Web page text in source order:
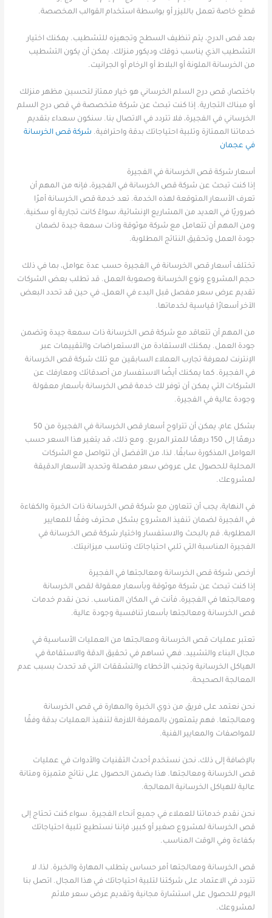
قطع خاصة تعمل بالليزر أو بواسطة استخدام القوالب المخصصة.
بعد قص الدرج، يتم تنظيف السطح وتجهيزه للتشطيب. يمكنك اختيار
التشطيب الذي يناسب ذوقك وديكور منزلك. يمكن أن يكون التشطيب
من الخرسانة الملونة أو البلاط أو الرخام أو الجرانيت.
باختصار، قص درج السلم الخرساني هو خيار ممتاز لتحسين مظهر منزلك
أو مبناك التجارية. إذا كنت تبحث عن شركة متخصصة في قص درج السلم
الخرساني في الفجيرة، فلا تتردد في الاتصال بنا. سنكون سعداء بتقديم
خدماتنا الممتازة وتلبية احتياجاتك بدقة واحترافية. شركة قص الخرسانة
في عجمان
أسعار شركة قص الخرسانة في الفجيرة
إذا كنت تبحث عن شركة قص الخرسانة في الفجيرة، فإنه من المهم أن
تعرف الأسعار المتوقعة لهذه الخدمة. تعد خدمة قص الخرسانة أمرًا
ضروريًا في العديد من المشاريع الإنشائية، سواءً كانت تجارية أو سكنية.
ومن المهم أن تتعامل مع شركة موثوقة وذات سمعة جيدة لضمان
جودة العمل وتحقيق النتائج المطلوبة.
تختلف أسعار قص الخرسانة في الفجيرة حسب عدة عوامل، بما في ذلك
حجم المشروع ونوع الخرسانة وصعوبة العمل. قد تطلب بعض الشركات
تقديم عرض سعر مفصل قبل البدء في العمل، في حين قد تحدد البعض
الآخر أسعارًا قياسية لخدماتها.
من المهم أن تتعاقد مع شركة قص الخرسانة ذات سمعة جيدة وتضمن
جودة العمل. يمكنك الاستفادة من الاستعراضات والتقييمات عبر
الإنترنت لمعرفة تجارب العملاء السابقين مع تلك شركة قص الخرسانة
في الفجيرة. كما يمكنك أيضًا الاستفسار من أصدقائك ومعارفك عن
الشركات التي يمكن أن توفر لك خدمة قص الخرسانة بأسعار معقولة
وجودة عالية في الفجيرة.
بشكل عام، يمكن أن تتراوح أسعار قص الخرسانة في الفجيرة من 50
درهمًا إلى 150 درهمًا للمتر المربع. ومع ذلك، قد يتغير هذا السعر حسب
العوامل المذكورة سابقًا. لذا، من الأفضل أن تتواصل مع الشركات
المحلية للحصول على عروض سعر مفصلة وتحديد الأسعار الدقيقة
لمشروعك.
في النهاية، يجب أن تتعاون مع شركة قص الخرسانة ذات الخبرة والكفاءة
في الفجيرة لضمان تنفيذ المشروع بشكل محترف وفقًا للمعايير
المطلوبة. قم بالبحث والاستفسار واختيار شركة قص الخرسانة في
الفجيرة المناسبة التي تلبي احتياجاتك وتناسب ميزانيتك.
أرخص شركة قص الخرسانة ومعالجتها في الفجيرة
إذا كنت تبحث عن شركة موثوقة وبأسعار معقولة لقص الخرسانة
ومعالجتها في الفجيرة، فأنت في المكان المناسب. نحن نقدم خدمات
قص الخرسانة ومعالجتها بأسعار تنافسية وجودة عالية.
تعتبر عمليات قص الخرسانة ومعالجتها من العمليات الأساسية في
مجال البناء والتشييد. فهي تساهم في تحقيق الدقة والاستقامة في
الهياكل الخرسانية وتجنب الأخطاء والتشققات التي قد تحدث بسبب عدم
المعالجة الصحيحة.
نحن نعتمد على فريق من ذوي الخبرة والمهارة في قص الخرسانة
ومعالجتها. فهم يتمتعون بالمعرفة اللازمة لتنفيذ العمليات بدقة وفقًا
للمواصفات والمعايير الفنية.
بالإضافة إلى ذلك، نحن نستخدم أحدث التقنيات والأدوات في عمليات
قص الخرسانة ومعالجتها. هذا يضمن الحصول على نتائج متميزة ومتانة
عالية للهياكل الخرسانية المعالجة.
نحن نقدم خدماتنا للعملاء في جميع أنحاء الفجيرة. سواء كنت تحتاج إلى
قص الخرسانة لمشروع صغير أو كبير، فإننا نستطيع تلبية احتياجاتك
بكفاءة وفي الوقت المناسب.
قص الخرسانة ومعالجتها أمر حساس يتطلب المهارة والخبرة. لذا، لا
تتردد في الاعتماد على شركتنا لتلبية احتياجاتك في هذا المجال. اتصل بنا
اليوم للحصول على استشارة مجانية وتقديم عرض سعر ملائم
لمشروعك.